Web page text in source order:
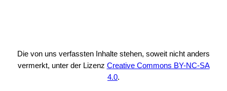
Die von uns verfassten Inhalte stehen, soweit nicht anders
vermerkt, unter der Lizenz Creative Commons BY-NC-SA
4.0.